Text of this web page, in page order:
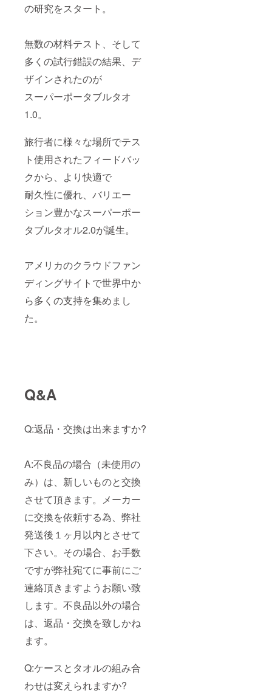
の研究をスタート。
無数の材料テスト、そして
多くの試行錯誤の結果、デ
ザインされたのが
スーパーポータブルタオ
1.0。
旅行者に様々な場所でテス
ト使用されたフィードバッ
クから、より快適で
耐久性に優れ、バリエー
ション豊かなスーパーポー
タブルタオル2.0が誕生。
アメリカのクラウドファン
ディングサイトで世界中か
ら多くの支持を集めまし
た。
Q&A
Q:返品・交換は出来ますか?
A:不良品の場合（未使用の
み）は、新しいものと交換
させて頂きます。メーカー
に交換を依頼する為、弊社
発送後１ヶ月以内とさせて
下さい。その場合、お手数
ですが弊社宛てに事前にご
連絡頂きますようお願い致
します。不良品以外の場合
は、返品・交換を致しかね
ます。
Q:ケースとタオルの組み合
わせは変えられますか?